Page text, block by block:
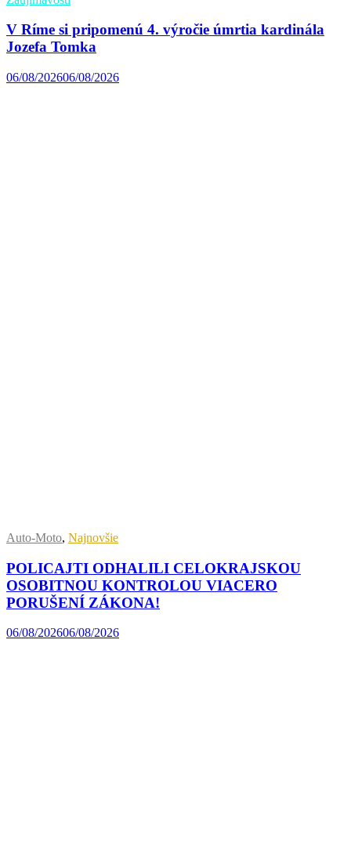
V Ríme si pripomenú 4. výročie úmrtia kardinála
Jozefa Tomka
06/08/202606/08/2026
Auto-Moto, Najnovšie
POLICAJTI ODHALILI CELOKRAJSKOU
OSOBITNOU KONTROLOU VIACERO
PORUŠENÍ ZÁKONA!
06/08/202606/08/2026